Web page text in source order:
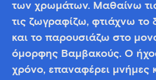
των χρωμάτων. Μαθαίνω
τις ζωγραφίζω, φτιάχνω το
και το παρουσιάζω στο
όμορφης Βαμβακούς. Ο
χρόνο, επαναφέρει μνήμες